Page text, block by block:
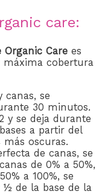
care:
Care es
máxima cobertura
canas, se
30 minutos.
y se deja durante
a partir del
oscuras.
de canas, se
de 0% a 50%,
a 100%, se
½ de la base de la